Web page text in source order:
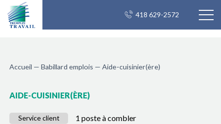
418 629-2572
Accueil — Babillard emplois — Aide-cuisinier(ère)
AIDE-CUISINIER(ÈRE)
Service client 1 poste à combler